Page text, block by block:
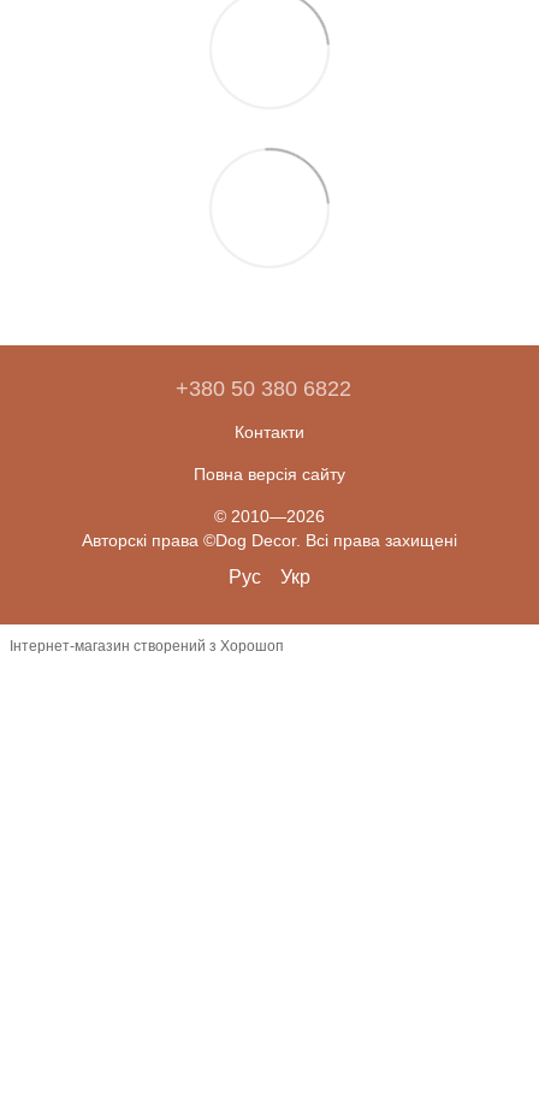
+380 50 380 6822
Контакти
Повна версія сайту
© 2010—2026
Авторскі права ©Dog Decor. Всі права захищені
Рус Укр
Інтернет-магазин створений з Хорошоп